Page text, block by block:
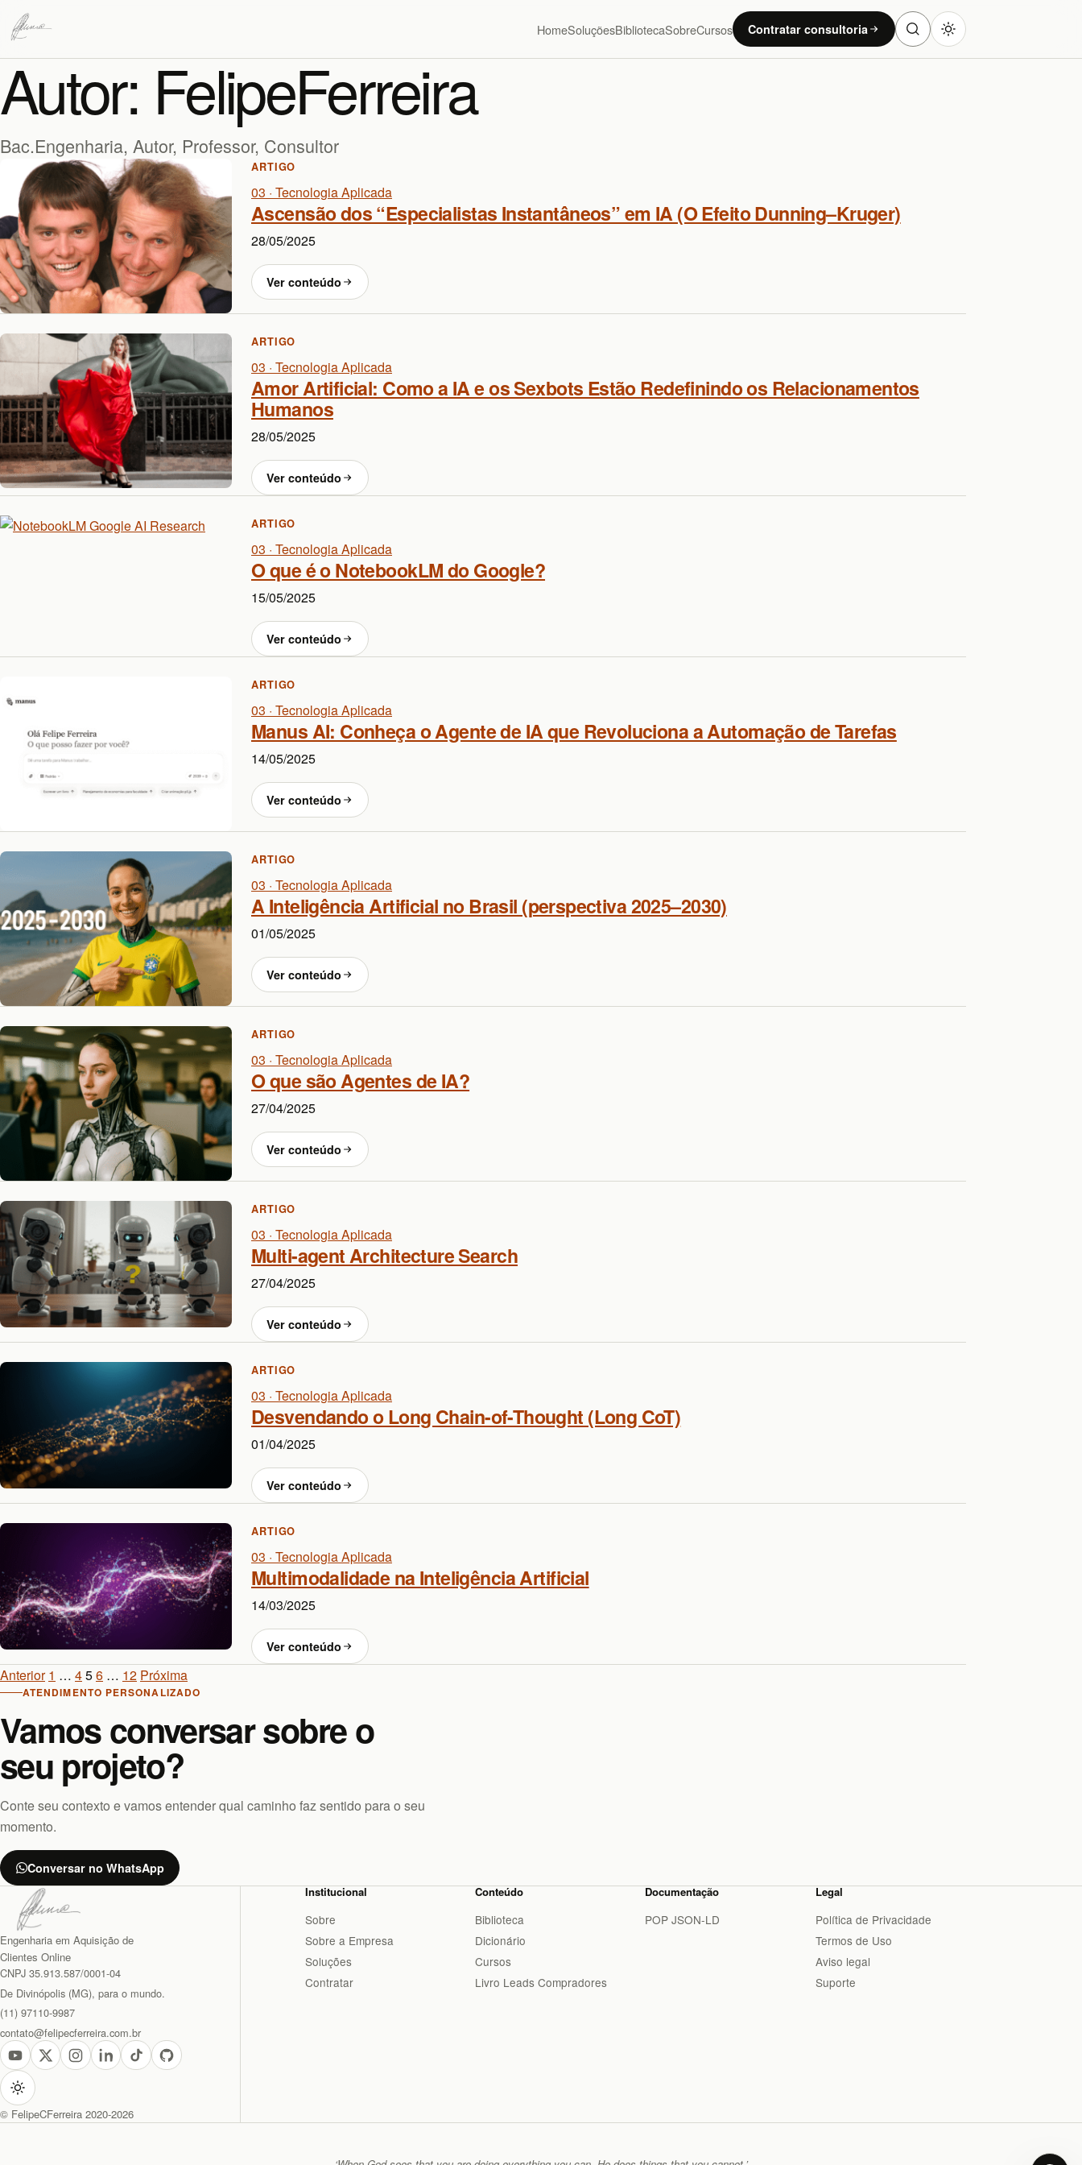
HomeSoluçõesBibliotecaSobreCursos Contratar consultoria
Autor:FelipeFerreira
Bac.Engenharia, Autor, Professor, Consultor
ARTIGO
03 · Tecnologia Aplicada
Ascensão dos “Especialistas Instantâneos” em IA (O Efeito Dunning–Kruger)
28/05/2025
Ver conteúdo
ARTIGO
03 · Tecnologia Aplicada
Amor Artificial: Como a IA e os Sexbots Estão Redefinindo os Relacionamentos
Humanos
28/05/2025
Ver conteúdo
ARTIGO
03 · Tecnologia Aplicada
O que é o NotebookLM do Google?
15/05/2025
Ver conteúdo
ARTIGO
03 · Tecnologia Aplicada
Manus AI: Conheça o Agente de IA que Revoluciona a Automação de Tarefas
14/05/2025
Ver conteúdo
ARTIGO
03 · Tecnologia Aplicada
A Inteligência Artificial no Brasil (perspectiva 2025–2030)
01/05/2025
Ver conteúdo
ARTIGO
03 · Tecnologia Aplicada
O que são Agentes de IA?
27/04/2025
Ver conteúdo
ARTIGO
03 · Tecnologia Aplicada
Multi-agent Architecture Search
27/04/2025
Ver conteúdo
ARTIGO
03 · Tecnologia Aplicada
Desvendando o Long Chain-of-Thought (Long CoT)
01/04/2025
Ver conteúdo
ARTIGO
03 · Tecnologia Aplicada
Multimodalidade na Inteligência Artificial
14/03/2025
Ver conteúdo
Navegação
de
publicações
Anterior 1 … 456 … 12 Próxima
ATENDIMENTO PERSONALIZADO
Vamos conversar sobre o
seu projeto?
Conte seu contexto e vamos entender qual caminho faz sentido para o seu
momento.
Conversar no WhatsApp
Engenharia em Aquisição de
Clientes Online
CNPJ 35.913.587/0001-04
De Divinópolis (MG), para o mundo.
(11) 97110-9987
contato@felipecferreira.com.br
© FelipeCFerreira 2020-2026
Institucional
Sobre
Sobre a Empresa
Soluções
Contratar
Conteúdo
Biblioteca
Dicionário
Cursos
Livro Leads Compradores
Documentação
POP JSON-LD
Legal
Política de Privacidade
Termos de Uso
Aviso legal
Suporte